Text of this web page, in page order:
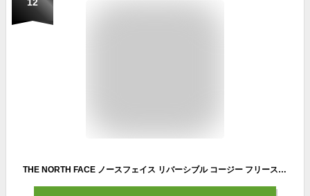
THE NORTH FACE ノースフェイス リバーシブル コージー フリース ネックゲイター NNJ72200 ネックウォーマー キッズ ギフト プレゼント【F-Black(K)】